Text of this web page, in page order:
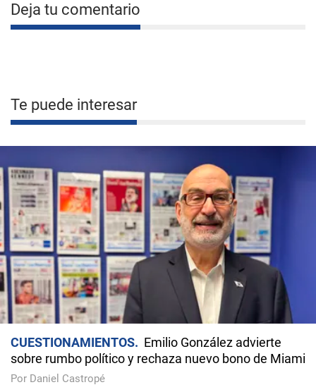
Deja tu comentario
Te puede interesar
CUESTIONAMIENTOS
Emilio González advierte
sobre rumbo político y rechaza nuevo bono de Miami
Por Daniel Castropé